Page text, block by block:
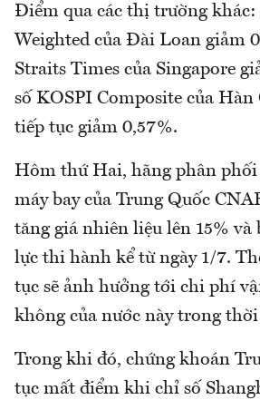
Điểm qua các thị trường khác:
Weighted của Đài Loan giảm
Straits Times của Singapore
số KOSPI Composite của Hàn
tiếp tục giảm 0,57%.
Hôm thứ Hai, hãng phân
máy bay của Trung Quốc
tăng giá nhiên liệu lên 15% và
lực thi hành kể từ ngày 1/7.
tục sẽ ảnh hưởng tới chi phí
không của nước này trong
Trong khi đó, chứng khoán
tục mất điểm khi chỉ số